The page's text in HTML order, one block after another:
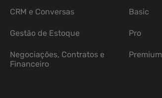
CRM e Conversas
Gestão de Estoque
Negociações, Contratos e
Financeiro
Basic
Pro
Premium